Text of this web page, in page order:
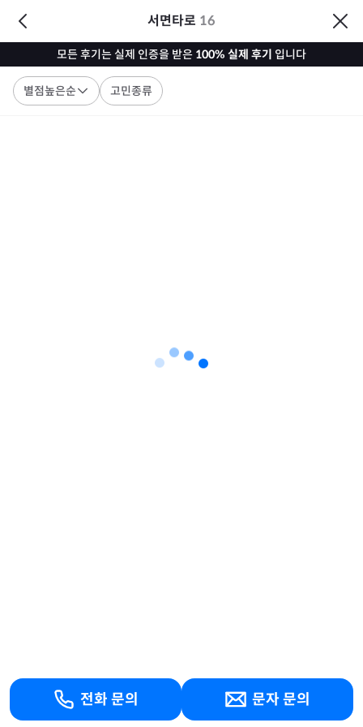
서면타로 16
모든 후기는 실제 인증을 받은 100% 실제 후기 입니다
별점높은순 고민종류
전화 문의 문자 문의